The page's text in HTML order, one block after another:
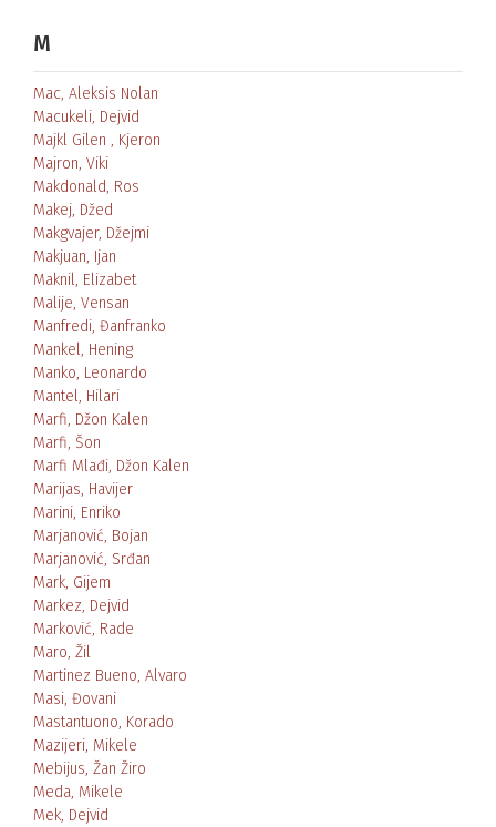
M
Mac, Aleksis Nolan
Macukeli, Dejvid
Majkl Gilen , Kjeron
Majron, Viki
Makdonald, Ros
Makej, Džed
Makgvajer, Džejmi
Makjuan, Ijan
Maknil, Elizabet
Malije, Vensan
Manfredi, Đanfranko
Mankel, Hening
Manko, Leonardo
Mantel, Hilari
Marfi, Džon Kalen
Marfi, Šon
Marfi Mlađi, Džon Kalen
Marijas, Havijer
Marini, Enriko
Marjanović, Bojan
Marjanović, Srđan
Mark, Gijem
Markez, Dejvid
Marković, Rade
Maro, Žil
Martinez Bueno, Alvaro
Masi, Đovani
Mastantuono, Korado
Mazijeri, Mikele
Mebijus, Žan Žiro
Meda, Mikele
Mek, Dejvid